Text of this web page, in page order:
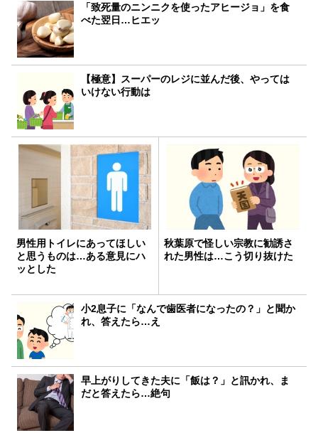
「致死量のニンニクを使ったアヒージョ」を食
べた翌日…ヒエッ
【極意】スーパーのレジに並んだ後、やっては
いけない行動は
男性用トイレにあってほしい
と思うものは…ある意見にハ
ッとした
秋葉原で怪しい宗教に勧誘さ
れた男性は…こう切り抜けた
小2息子に「なんで歯医者になったの？」と聞か
れ、答えたら…え
早上がりしてきた夫に「飯は？」と訊かれ、ま
だと答えたら…絶句